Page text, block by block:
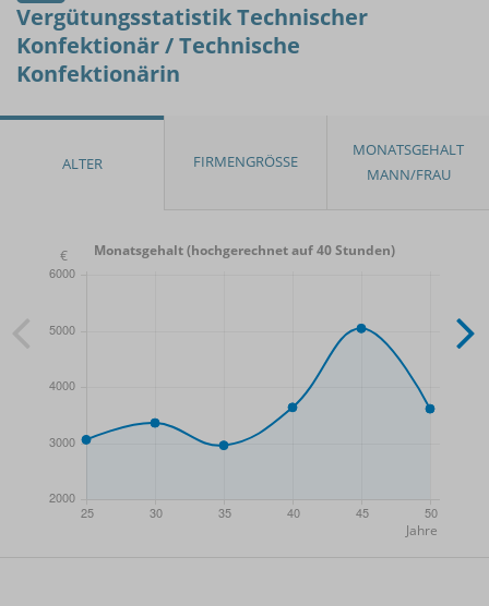
Vergütungsstatistik Technischer
Konfektionär / Technische
Konfektionärin
Monatsgehalt (hochgerechnet auf 40 Stunden)